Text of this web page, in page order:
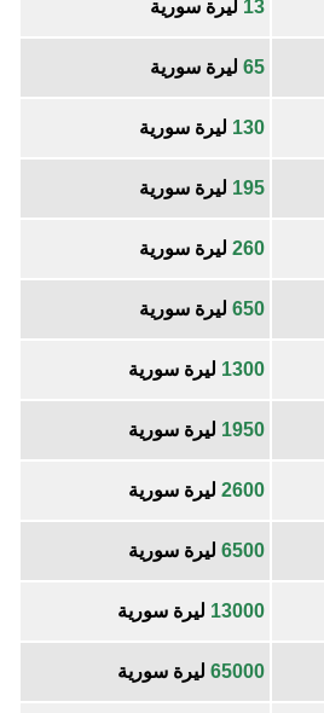
13 ليرة سورية
65 ليرة سورية
130 ليرة سورية
195 ليرة سورية
260 ليرة سورية
650 ليرة سورية
1300 ليرة سورية
1950 ليرة سورية
2600 ليرة سورية
6500 ليرة سورية
13000 ليرة سورية
65000 ليرة سورية